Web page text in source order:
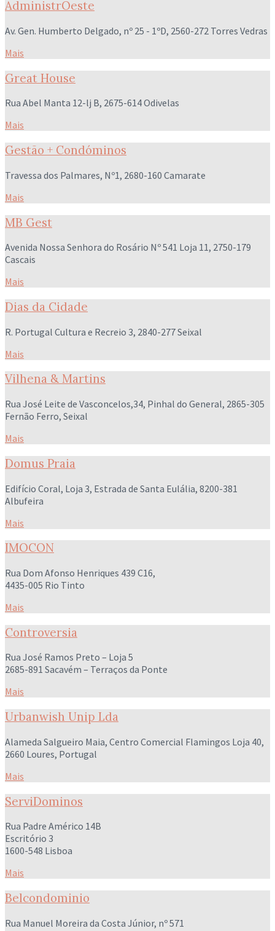
AdministrOeste
Av. Gen. Humberto Delgado, nº 25 - 1ºD, 2560-272 Torres Vedras
Mais
Great House
Rua Abel Manta 12-lj B, 2675-614 Odivelas
Mais
Gestão + Condóminos
Travessa dos Palmares, Nº1, 2680-160 Camarate
Mais
MB Gest
Avenida Nossa Senhora do Rosário Nº 541 Loja 11, 2750-179
Cascais
Mais
Dias da Cidade
R. Portugal Cultura e Recreio 3, 2840-277 Seixal
Mais
Vilhena & Martins
Rua José Leite de Vasconcelos,34, Pinhal do General, 2865-305
Fernão Ferro, Seixal
Mais
Domus Praia
Edifício Coral, Loja 3, Estrada de Santa Eulália, 8200-381
Albufeira
Mais
IMOCON
Rua Dom Afonso Henriques 439 C16,
4435-005 Rio Tinto
Mais
Controversia
Rua José Ramos Preto – Loja 5
2685-891 Sacavém – Terraços da Ponte
Mais
Urbanwish Unip Lda
Alameda Salgueiro Maia, Centro Comercial Flamingos Loja 40,
2660 Loures, Portugal
Mais
ServiDominos
Rua Padre Américo 14B
Escritório 3
1600-548 Lisboa
Mais
Belcondominio
Rua Manuel Moreira da Costa Júnior, nº 571